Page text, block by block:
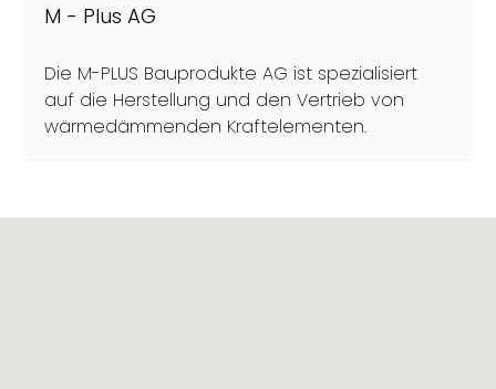
M - Plus AG
Die M-PLUS Bauprodukte AG ist spezialisiert
auf die Herstellung und den Vertrieb von
wärmedämmenden Kraftelementen.